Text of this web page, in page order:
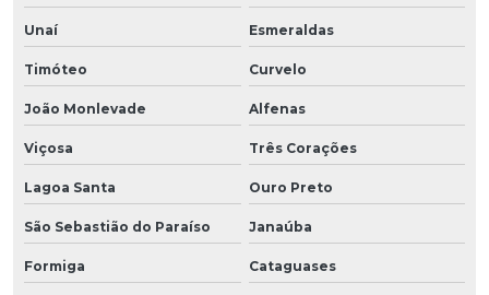
Unaí Esmeraldas
Timóteo Curvelo
João Monlevade Alfenas
Viçosa Três Corações
Lagoa Santa Ouro Preto
São Sebastião do Paraíso Janaúba
Formiga Cataguases